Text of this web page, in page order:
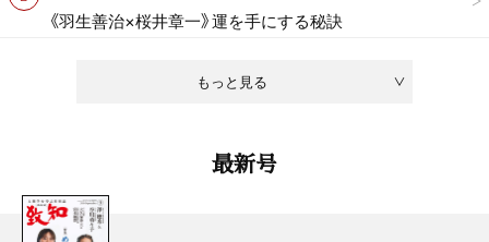
もっと見る
《羽生善治×桜井章一》運を手にする秘訣
最新号